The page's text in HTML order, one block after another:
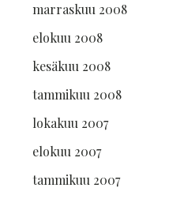
marraskuu 2008
elokuu 2008
kesäkuu 2008
tammikuu 2008
lokakuu 2007
elokuu 2007
tammikuu 2007